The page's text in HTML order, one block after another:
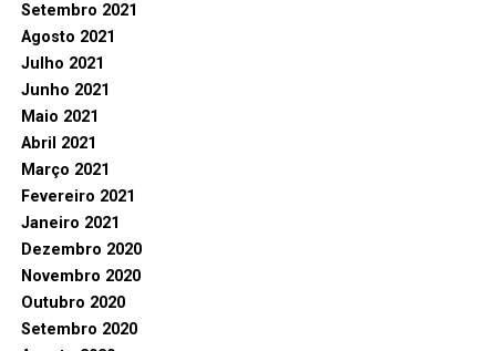
Setembro 2021
Agosto 2021
Julho 2021
Junho 2021
Maio 2021
Abril 2021
Março 2021
Fevereiro 2021
Janeiro 2021
Dezembro 2020
Novembro 2020
Outubro 2020
Setembro 2020